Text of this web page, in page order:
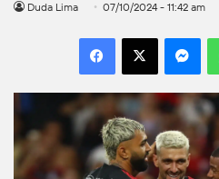
Duda Lima 07/10/2024 - 11:42 am
Facebook
X